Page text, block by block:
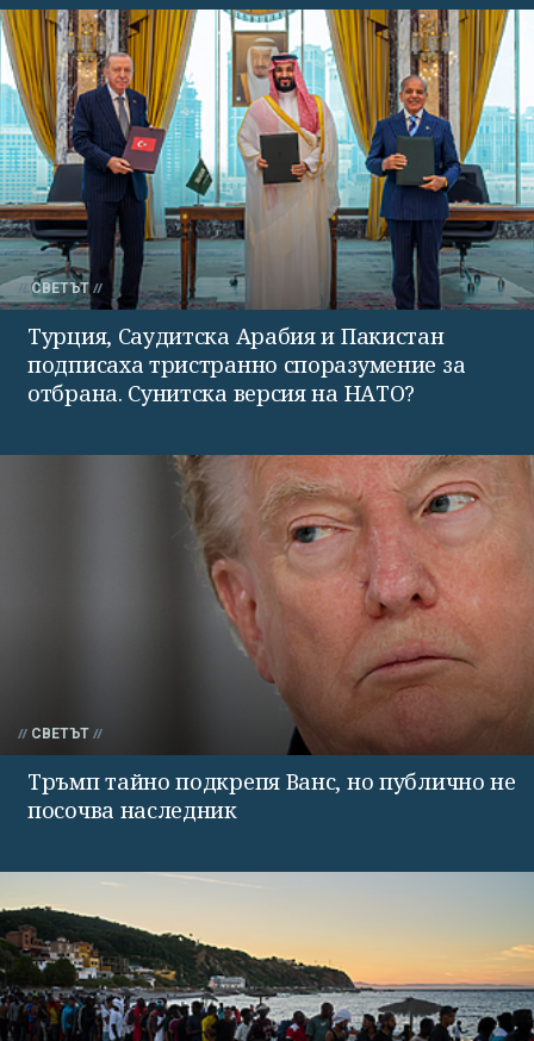
СВЕТЪТ
Турция, Саудитска Арабия и Пакистан
подписаха тристранно споразумение за
отбрана. Сунитска версия на НАТО?
СВЕТЪТ
Тръмп тайно подкрепя Ванс, но публично не
посочва наследник